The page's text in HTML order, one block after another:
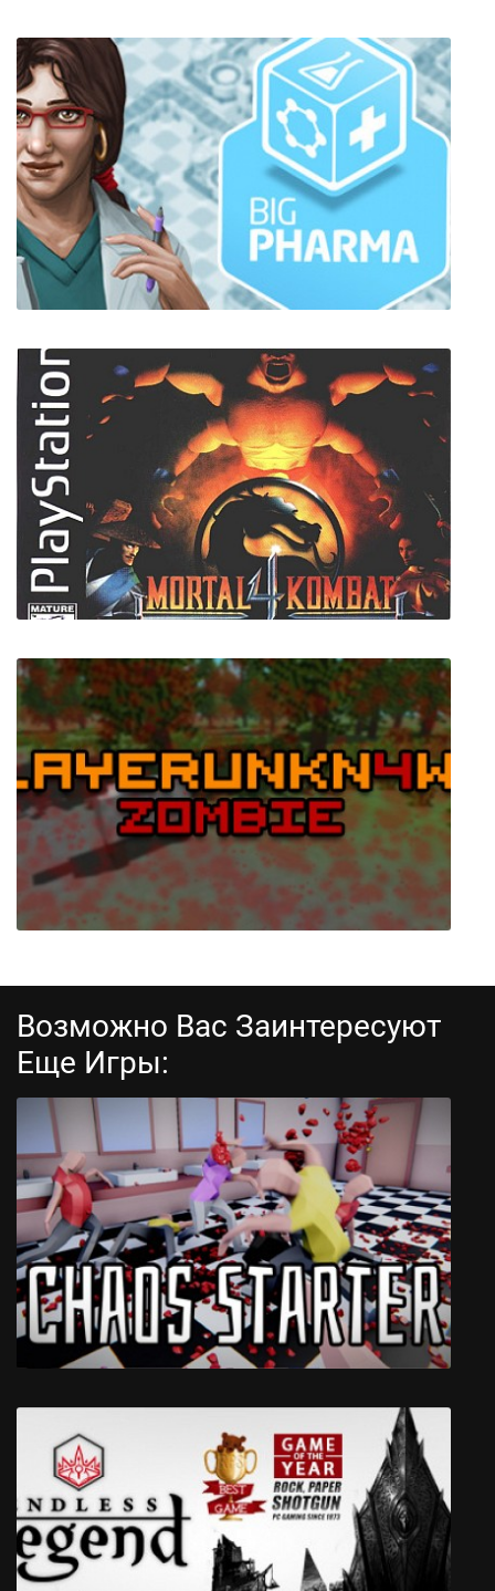
Aeon Must Die!
Big Pharma
Mortal Kombat 4
PLAYERUNKN4WN: Zombie
Возможно Вас Заинтересуют
Еще Игры:
Chaos Starter